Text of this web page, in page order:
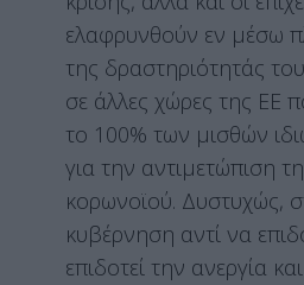
ελαφρυνθούν εν μέσω
της δραστηριότητάς
σε άλλες χώρες της ΕΕ
το 100% των μισθών
για την αντιμετώπιση
κορωνοϊού. Δυστυχώς,
κυβέρνηση αντί να
επιδοτεί την ανεργία